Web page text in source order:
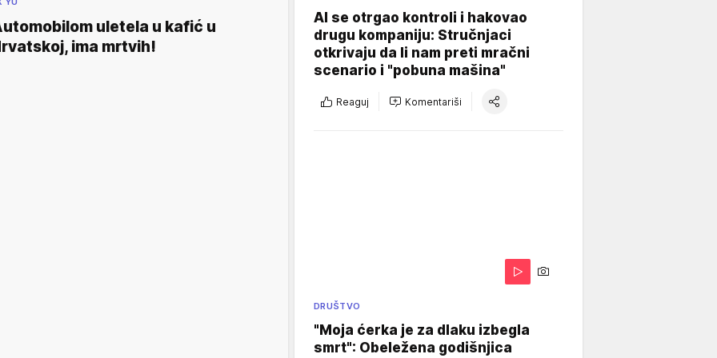
uletela u kafić u
ima mrtvih!
AI se otrgao kontroli i hakovao
drugu kompaniju: Stručnjaci
otkrivaju da li nam preti mračni
scenario i "pobuna mašina"
Reaguj Komentariši
DRUŠTVO
"Moja ćerka je za dlaku izbegla
smrt": Obeležena godišnjica